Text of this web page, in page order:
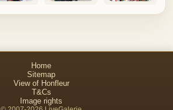
Home
Sitemap
View of Honfleur
T&Cs
Image rights